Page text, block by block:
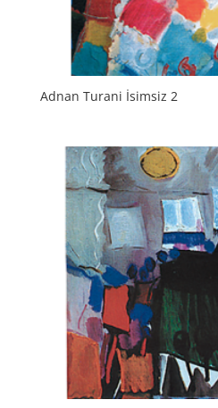
Adnan Turani İsimsiz 2